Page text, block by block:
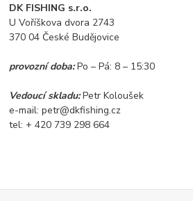
DK FISHING s.r.o.
U Voříškova dvora 2743
370 04 České Budějovice
provozní doba:Po – Pá: 8 – 15:30
Vedoucí skladu:Petr Koloušek
e-mail: petr@dkfishing.cz
tel: + 420 739 298 664